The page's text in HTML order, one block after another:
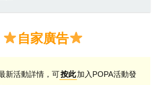
自家廣告
新活動詳情，可按此加入POPA活動發